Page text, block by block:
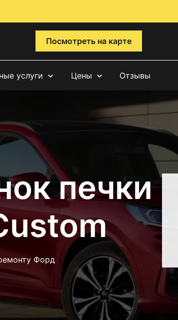
Посмотреть на карте
услуги Цены Отзывы
печки
Форд